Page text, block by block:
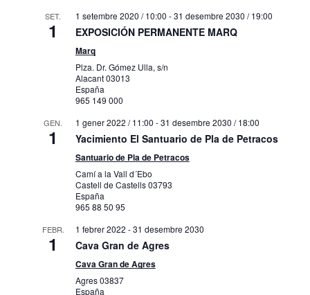
SET.
1
1 setembre 2020 / 10:00 -31 desembre 2030 / 19:00
EXPOSICIÓN PERMANENTE MARQ
Marq
Plza. Dr. Gómez Ulla, s/n
Alacant03013
España
965 149 000
GEN.
1
1 gener 2022 / 11:00 -31 desembre 2030 / 18:00
Yacimiento El Santuario de Pla de Petracos
Santuario de Pla de Petracos
Camí a la Vall d´Ebo
Castell de Castells03793
España
965 88 50 95
FEBR.
1
1 febrer 2022 -31 desembre 2030
Cava Gran de Agres
Cava Gran de Agres
Agres03837
España